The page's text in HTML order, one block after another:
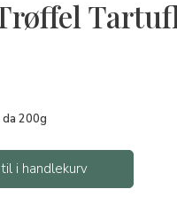
200g
i handlekurv